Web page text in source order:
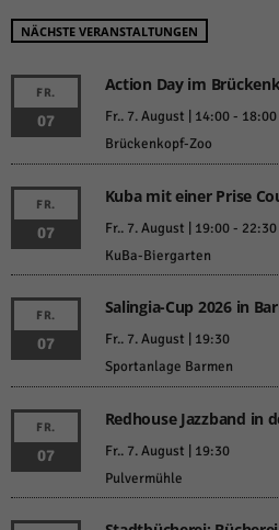
NÄCHSTE VERANSTALTUNGEN
FR.
07
Action Day im
Fr.. 7. August | 14:00- 18:00
Brückenkopf-Zoo
FR.
07
Kuba mit einer Prise
Fr.. 7. August | 19:00- 22:30
KuBa-Biergarten
FR.
07
Salingia-Cup 2026 in
Fr.. 7. August | 19:30
Sportanlage Barmen
FR.
07
Redhouse Jazzband in
Fr.. 7. August | 19:30
Pulvermühle